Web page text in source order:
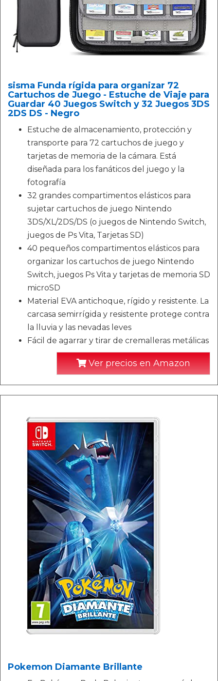
sisma Funda rígida para organizar 72
Cartuchos de Juego - Estuche de Viaje para
Guardar 40 Juegos Switch y 32 Juegos 3DS
2DS DS - Negro
Estuche de almacenamiento, protección y
transporte para 72 cartuchos de juego y
tarjetas de memoria de la cámara. Está
diseñada para los fanáticos del juego y la
fotografía
32 grandes compartimentos elásticos para
sujetar cartuchos de juego Nintendo
3DS/XL/2DS/DS (o juegos de Nintendo Switch,
juegos de Ps Vita, Tarjetas SD)
40 pequeños compartimentos elásticos para
organizar los cartuchos de juego Nintendo
Switch, juegos Ps Vita y tarjetas de memoria SD
microSD
Material EVA antichoque, rígido y resistente. La
carcasa semirrígida y resistente protege contra
la lluvia y las nevadas leves
Fácil de agarrar y tirar de cremalleras metálicas
Ver precios en Amazon
Pokemon Diamante Brillante